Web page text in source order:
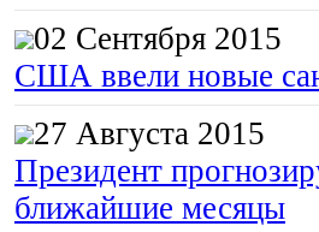
02 Сентября 2015
США ввели новые
27 Августа 2015
Президент
ближайшие месяцы